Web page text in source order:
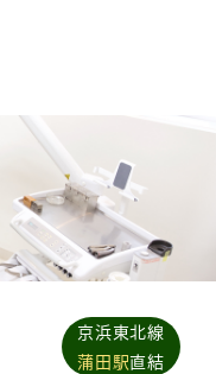
京浜東北線
蒲田駅直結